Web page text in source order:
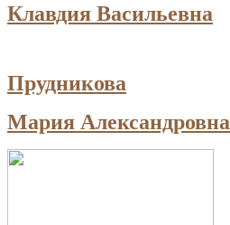
Клавдия Васильевна
Прудникова
Мария Александровна